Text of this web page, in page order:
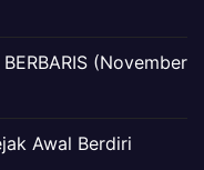
BERBARIS (November
Awal Berdiri